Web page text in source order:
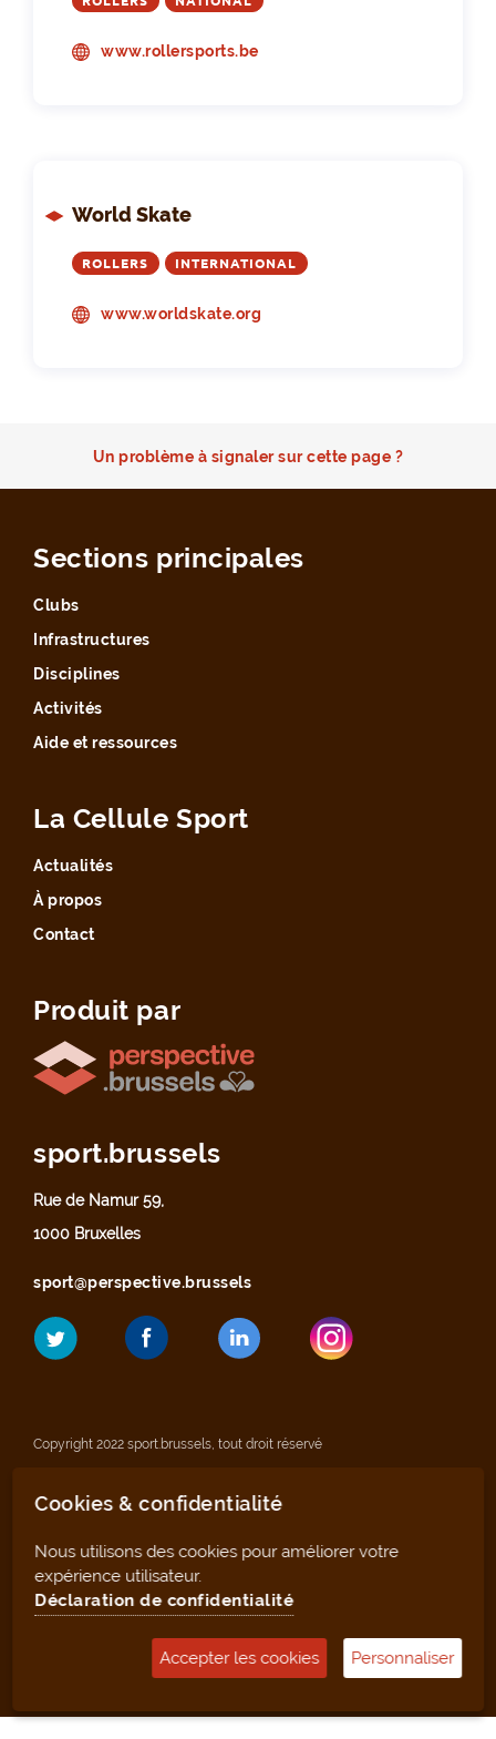
www.rollersports.be
World Skate
ROLLERS INTERNATIONAL
www.worldskate.org
Un problème à signaler sur cette page ?
Sections principales
Clubs
Infrastructures
Disciplines
Activités
Aide et ressources
La Cellule Sport
Actualités
À propos
Contact
Produit par
sport.brussels
Rue de Namur 59,
1000 Bruxelles
sport@perspective.brussels
Copyright 2022 sport.brussels, tout droit réservé
Mentions légales
Déclaration de confidentialité
Plan du site
Outil de gestion (pour les clubs et infrastructures)
Cookies & confidentialité
Nous utilisons des cookies pour améliorer votre
expérience utilisateur.
Déclaration de confidentialité
Accepter les cookies Personnaliser